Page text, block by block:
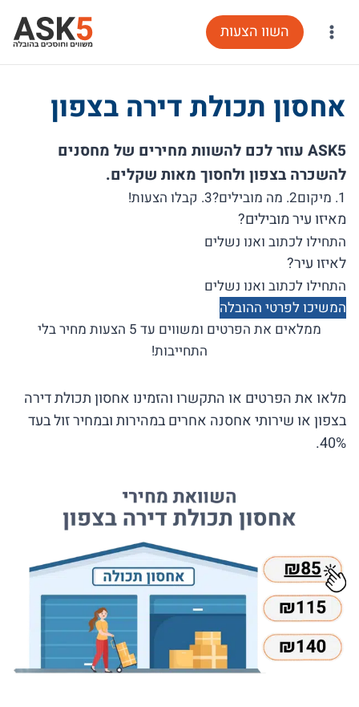
השוו הצעות
אחסון תכולת דירה בצפון
ASK5 עוזר לכם להשוות מחירים של מחסנים
להשכרה בצפון ולחסוך מאות שקלים.
1. מיקום 2. מה מובילים? 3. קבלו הצעות!
מאיזו עיר מובילים?
לאיזו עיר?
המשיכו לפרטי ההובלה
ממלאים את הפרטים ומשווים עד 5 הצעות מחיר בלי
התחייבות!
מלאו את הפרטים או התקשרו והזמינו אחסון תכולת דירה
בצפון או שירותי אחסנה אחרים במהירות ובמחיר זול בעד
40%.